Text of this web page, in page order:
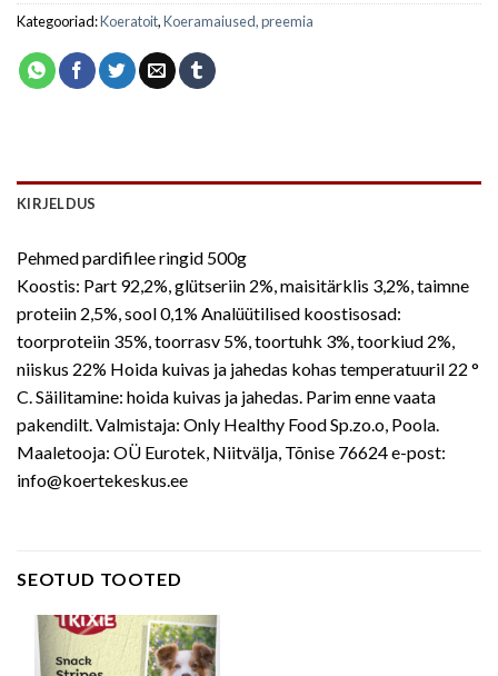
Kategooriad:Koeratoit,Koeramaiused, preemia
KIRJELDUS
Pehmed pardifilee ringid 500g
Koostis: Part 92,2%, glütseriin 2%, maisitärklis 3,2%, taimne
proteiin 2,5%, sool 0,1% Analüütilised koostisosad:
toorproteiin 35%, toorrasv 5%, toortuhk 3%, toorkiud 2%,
niiskus 22% Hoida kuivas ja jahedas kohas temperatuuril 22 °
C. Säilitamine: hoida kuivas ja jahedas. Parim enne vaata
pakendilt. Valmistaja: Only Healthy Food Sp.zo.o, Poola.
Maaletooja: OÜ Eurotek, Niitvälja, Tõnise 76624 e-post:
info@koertekeskus.ee
SEOTUD TOOTED